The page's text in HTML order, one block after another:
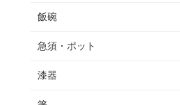
飯碗
急須・ポット
漆器